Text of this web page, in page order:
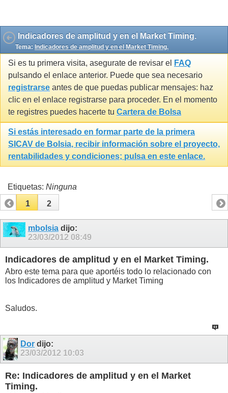
Indicadores de amplitud y en el Market Timing.
Tema: Indicadores de amplitud y en el Market Timing.
Si es tu primera visita, asegurate de revisar el
FAQ
pulsando el enlace anterior. Puede que sea necesario
registrarse antes de que puedas publicar mensajes: haz
clic en el enlace registrarse para proceder. En el momento
te registres puedes hacerte tu Cartera de Bolsa
Si estás interesado en formar parte de la primera
SICAV de Bolsia, recibir información sobre el proyecto,
rentabilidades y condiciones; pulsa en este enlace.
Etiquetas: Ninguna
1
2
mbolsia dijo:
23/03/2012 08:49
Indicadores de amplitud y en el Market Timing.
Abro este tema para que aportéis todo lo relacionado con
los Indicadores de amplitud y Market Timing
Saludos.
Dor dijo:
23/03/2012 10:03
Re: Indicadores de amplitud y en el Market
Timing.